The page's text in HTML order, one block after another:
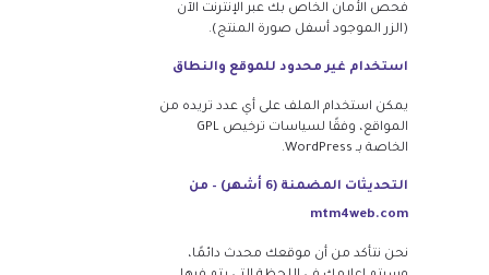
فحص الأمان الخاص بك عبر الإنترنت الآن
(الزر الموجود أسفل صورة المنتج).
استخدام غير محدود للموقع والنطاق
يمكن استخدام الملف على أي عدد تريده من
المواقع، وفقًا لسياسات ترخيص GPL
الخاصة بـ WordPress.
التحديثات المضمنة (6 أشهر) – من
mtm4web.com
نحن نتأكد من أن موقعك محدث دائمًا،